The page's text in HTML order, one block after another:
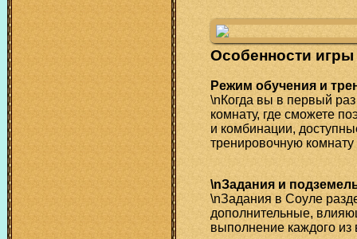
Особенности игры
Режим обучения и
\nКогда вы в первый
комнату, где сможете
и комбинации,
тренировочную
\nЗадания и
\nЗадания в Соуле
дополнительные,
выполнение каждого